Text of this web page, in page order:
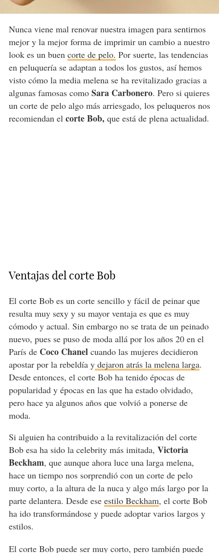
Nunca viene mal renovar nuestra imagen para sentirnos
mejor y la mejor forma de imprimir un cambio a nuestro
look es un buen corte de pelo. Por suerte, las tendencias
en peluquería se adaptan a todos los gustos, así hemos
visto cómo la media melena se ha revitalizado gracias a
algunas famosas como Sara Carbonero. Pero si quieres
un corte de pelo algo más arriesgado, los peluqueros nos
recomiendan el corte Bob, que está de plena actualidad.
Ventajas del corte Bob
El corte Bob es un corte sencillo y fácil de peinar que
resulta muy sexy y su mayor ventaja es que es muy
cómodo y actual. Sin embargo no se trata de un peinado
nuevo, pues se puso de moda allá por los años 20 en el
París de Coco Chanelcuando las mujeres decidieron
apostar por la rebeldía ydejaron atrás la melena larga.
Desde entonces, el corte Bob ha tenido épocas de
popularidad y épocas en las que ha estado olvidado,
pero hace ya algunos años que volvió a ponerse de
moda.
Si alguien ha contribuido a la revitalización del corte
Bob esa ha sido la celebrity más imitada, Victoria
Beckham, que aunque ahora luce una larga melena,
hace un tiempo nos sorprendió con un corte de pelo
muy corto, a la altura de la nuca y algo más largo por la
parte delantera. Desde ese estilo Beckham, el corte Bob
ha ido transformándose y puede adoptar varios largos y
estilos.
El corte Bob puede ser muy corto, pero también puede